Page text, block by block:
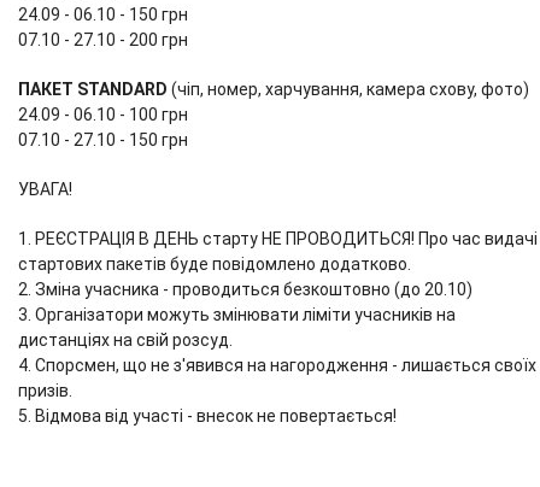
24.09 - 06.10 - 150 грн
07.10 - 27.10 - 200 грн
ПАКЕТ STANDARD (чіп, номер, харчування, камера схову, фото)
24.09 - 06.10 - 100 грн
07.10 - 27.10 - 150 грн
УВАГА!
1. РЕЄСТРАЦІЯ В ДЕНЬ старту НЕ ПРОВОДИТЬСЯ! Про час видачі
стартових пакетів буде повідомлено додатково.
2. Зміна учасника - проводиться безкоштовно (до 20.10)
3. Організатори можуть змінювати ліміти учасників на
дистанціях на свій розсуд.
4. Спорсмен, що не з'явився на нагородження - лишається своїх
призів.
5. Відмова від участі - внесок не повертається!